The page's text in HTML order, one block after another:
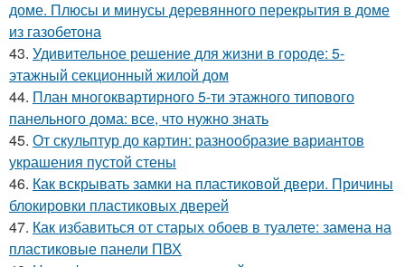
доме. Плюсы и минусы деревянного перекрытия в доме
из газобетона
43. Удивительное решение для жизни в городе: 5-
этажный секционный жилой дом
44. План многоквартирного 5-ти этажного типового
панельного дома: все, что нужно знать
45. От скульптур до картин: разнообразие вариантов
украшения пустой стены
46. Как вскрывать замки на пластиковой двери. Причины
блокировки пластиковых дверей
47. Как избавиться от старых обоев в туалете: замена на
пластиковые панели ПВХ